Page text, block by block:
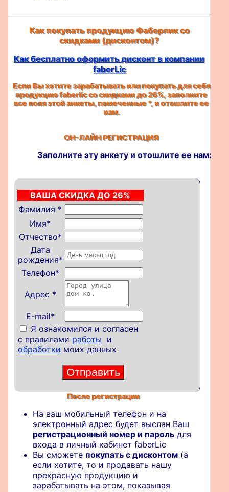
Как покупать продукцию Фаберлик со
скидками (дисконтом)?
Как бесплатно оформить дисконт в компании
faberLic
Если Вы хотите зарабатывать или покупать для себя
продукцию faberlic со скидками до 26%, заполните
все поля этой анкеты, помеченные*, и отошлите ее
нам.
ОН-ЛАЙН РЕГИСТРАЦИЯ
Заполните эту анкету и отошлите ее нам:
ВАША СКИДКА ДО 26%
Фамилия *
Имя*
Отчество*
Дата
рождения*
Телефон*
Адрес *
E-mail*
Я ознакомился и согласен
с правилами работы и
обработки моих данных
После регистрации
На ваш мобильный телефон и на
электронный адрес будет выслан Ваш
регистрационный номер и парольдля
входа в личный кабинет faberLic
Вы сможете покупать с дисконтом(а
если хотите, то и продавать нашу
прекрасную продукцию и
зарабатывать на этом, показывая